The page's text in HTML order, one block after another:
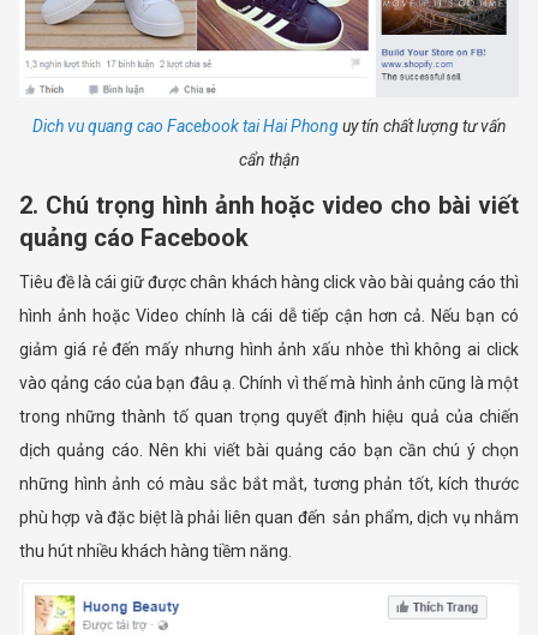
Dich vu quang cao Facebook tai Hai Phonguy tín chất lượng tư vấn
cẩn thận
2. Chú trọng hình ảnh hoặc video cho bài viết
quảng cáo Facebook
Tiêu đề là cái giữ được chân khách hàng click vào bài quảng cáo thì
hình ảnh hoặc Video chính là cái dễ tiếp cận hơn cả. Nếu bạn có
giảm giá rẻ đến mấy nhưng hình ảnh xấu nhòe thì không ai click
vào qảng cáo của bạn đâu ạ. Chính vì thế mà hình ảnh cũng là một
trong những thành tố quan trọng quyết định hiệu quả của chiến
dịch quảng cáo. Nên khi viết bài quảng cáo bạn cần chú ý chọn
những hình ảnh có màu sắc bắt mắt, tương phản tốt, kích thước
phù hợp và đặc biệt là phải liên quan đến sản phẩm, dịch vụ nhằm
thu hút nhiều khách hàng tiềm năng.